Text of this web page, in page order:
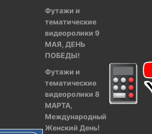
Футажи и
тематические
видеоролики 9
МАЯ, ДЕНЬ
ПОБЕДЫ!
Футажи и
тематические
видеоролики 8
МАРТА,
Международный
Женский День!